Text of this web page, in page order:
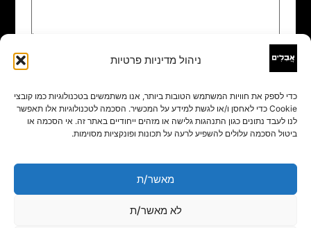
ניהול מדיניות פרטיות
כדי לספק את חוויות המשתמש הטובות ביותר, אנו משתמשים בטכנולוגיות כמו קובצי
Cookie כדי לאחסן ו/או לגשת למידע על המכשיר. הסכמה לטכנולוגיות אלו תאפשר
לנו לעבד נתונים כגון התנהגות גלישה או מזהים ייחודיים באתר זה. אי הסכמה או
ביטול הסכמה עלולים להשפיע לרעה על תכונות ופונקציות מסוימות.
מאשר/ת
לא מאשר/ת
שם
אימייל*